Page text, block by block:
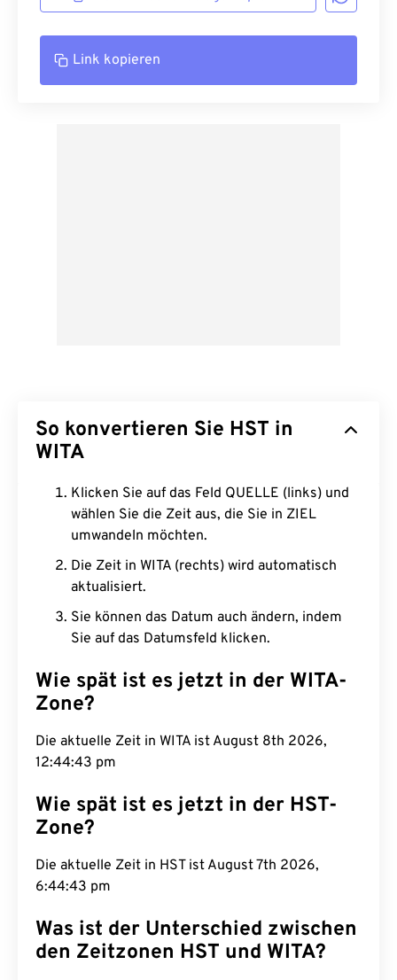
Link kopieren
So konvertieren Sie HST in
WITA
Klicken Sie auf das Feld QUELLE (links) und
wählen Sie die Zeit aus, die Sie in ZIEL
umwandeln möchten.
Die Zeit in WITA (rechts) wird automatisch
aktualisiert.
Sie können das Datum auch ändern, indem
Sie auf das Datumsfeld klicken.
Wie spät ist es jetzt in der WITA-
Zone?
Die aktuelle Zeit in WITA ist August 8th 2026,
12:44:44 pm
Wie spät ist es jetzt in der HST-
Zone?
Die aktuelle Zeit in HST ist August 7th 2026,
6:44:44 pm
Was ist der Unterschied zwischen
den Zeitzonen HST und WITA?